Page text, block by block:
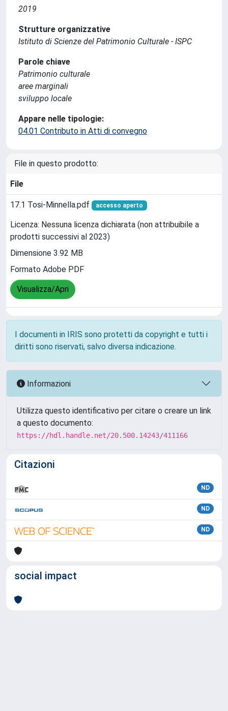
2019
Strutture organizzative
Istituto di Scienze del Patrimonio Culturale - ISPC
Parole chiave
Patrimonio culturale
aree marginali
sviluppo locale
Appare nelle tipologie:
04.01 Contributo in Atti di convegno
File in questo prodotto:
File
17.1 Tosi-Minnella.pdf accesso aperto
Licenza: Nessuna licenza dichiarata (non attribuibile a
prodotti successivi al 2023)
Dimensione 3.92 MB
Formato Adobe PDF
Visualizza/Apri
I documenti in IRIS sono protetti da copyright e tutti i
diritti sono riservati, salvo diversa indicazione.
Informazioni
Utilizza questo identificativo per citare o creare un link
a questo documento:
https://hdl.handle.net/20.500.14243/411166
Citazioni
ND
ND
ND
social impact